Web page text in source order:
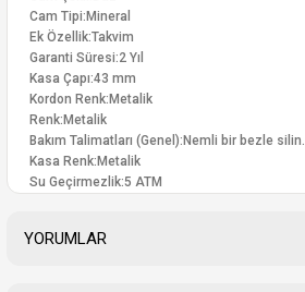
Cam Tipi:Mineral
Ek Özellik:Takvim
Garanti Süresi:2 Yıl
Kasa Çapı:43 mm
Kordon Renk:Metalik
Renk:Metalik
Bakım Talimatları (Genel):Nemli bir bezle silin.
Kasa Renk:Metalik
Su Geçirmezlik:5 ATM
YORUMLAR